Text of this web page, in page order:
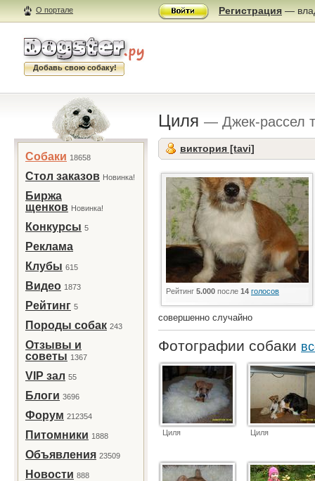
О портале Регистрация —
Добавь свою собаку!
Собаки 18658
Стол заказов Новинка!
Биржа
щенков Новинка!
Конкурсы 5
Реклама
Клубы 615
Видео 1873
Рейтинг 5
Породы собак 243
Отзывы и
советы 1367
VIP зал 55
Блоги 3696
Форум 212354
Питомники 1888
Объявления 23509
Новости 888
Циля — Джек-рассел
виктория [tavi]
Рейтинг 5.000 после 14 голосов
совершенно случайно
Фотографии собаки
Циля Циля